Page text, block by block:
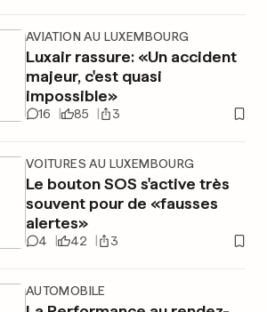
AVIATION AU LUXEMBOURG
Luxair rassure: «Un accident
majeur, c'est quasi
impossible»
16 85 3
VOITURES AU LUXEMBOURG
Le bouton SOS s'active très
souvent pour de «fausses
alertes»
4 42 3
AUTOMOBILE